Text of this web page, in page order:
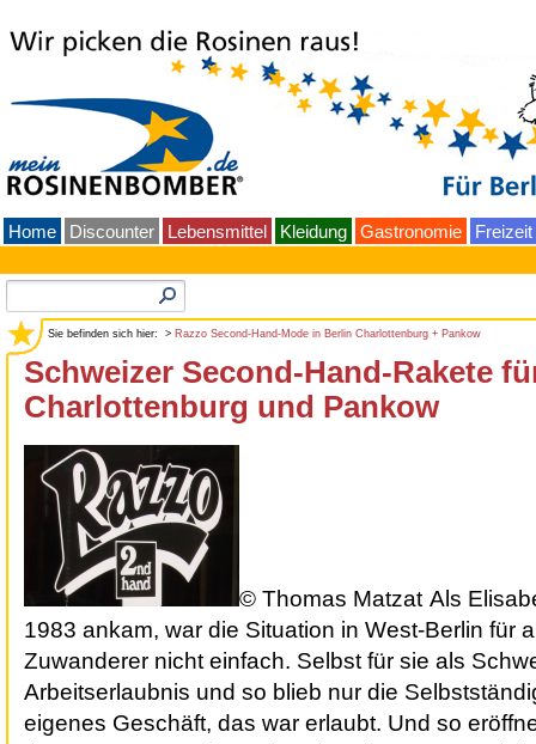
Home Discounter Lebensmittel Kleidung Gastronomie Freizeit
Sie befinden sich hier: > Razzo Second-Hand-Mode in Berlin Charlottenburg + Pankow
Schweizer Second-Hand-Rakete
Charlottenburg und Pankow
© Thomas Matzat Als
1983 ankam, war die Situation in West-Berlin für
Zuwanderer nicht einfach. Selbst für sie als
Arbeitserlaubnis und so blieb nur die
eigenes Geschäft, das war erlaubt. Und so